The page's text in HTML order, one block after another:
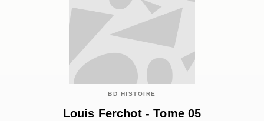
BD HISTOIRE
Louis Ferchot - Tome 05